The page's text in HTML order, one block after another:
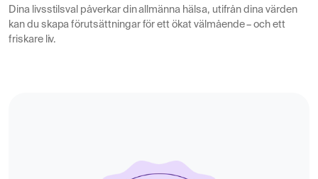
Dina livsstilsval påverkar din allmänna hälsa, utifrån dina värden
kan du skapa förutsättningar för ett ökat välmående – och ett
friskare liv.